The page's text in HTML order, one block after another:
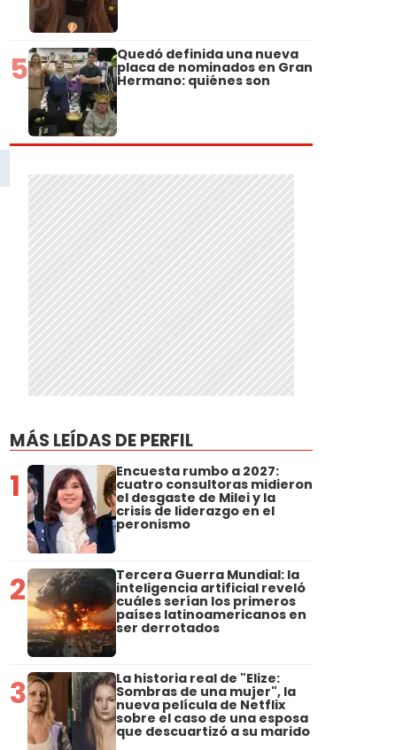
5 Quedó definida una nueva
placa de nominados en Gran
Hermano: quiénes son
MÁS LEÍDAS DE PERFIL
1 Encuesta rumbo a 2027:
cuatro consultoras midieron
el desgaste de Milei y la
crisis de liderazgo en el
peronismo
2 Tercera Guerra Mundial: la
inteligencia artificial reveló
cuáles serían los primeros
países latinoamericanos en
ser derrotados
3 La historia real de "Elize:
Sombras de una mujer", la
nueva película de Netflix
sobre el caso de una esposa
que descuartizó a su marido